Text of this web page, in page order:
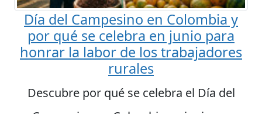
Día del Campesino en Colombia y
por qué se celebra en junio para
honrar la labor de los trabajadores
rurales
Descubre por qué se celebra el Día del